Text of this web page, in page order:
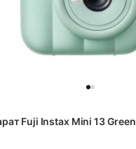
Fuji Instax Mini 13 Green